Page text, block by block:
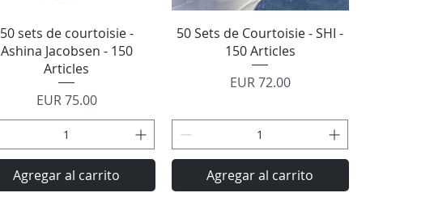
Vista rápida
50 sets de courtoisie -
Ashina Jacobsen - 150
Articles
Precio
EUR 75.00
Agregar al carrito
Vista rápida
50 Sets de Courtoisie - SHI -
150 Articles
Precio
EUR 72.00
Agregar al carrito